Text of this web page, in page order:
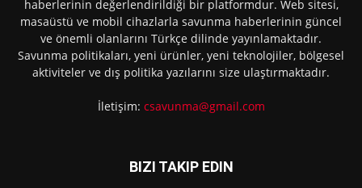
haberlerinin değerlendirildiği bir platformdur. Web sitesi,
masaüstü ve mobil cihazlarla savunma haberlerinin güncel
ve önemli olanlarını Türkçe dilinde yayınlamaktadır.
Savunma politikaları, yeni ürünler, yeni teknolojiler, bölgesel
aktiviteler ve dış politika yazılarını size ulaştırmaktadır.
İletişim: csavunma@gmail.com
BIZI TAKIP EDIN